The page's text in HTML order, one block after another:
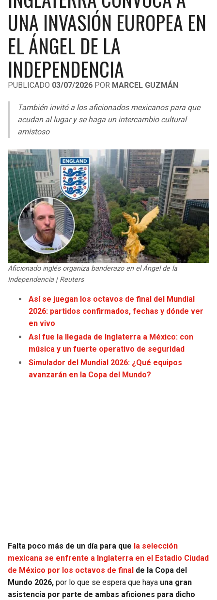
LIGA DE EXPANSIÓN MX
LEAGUES CUP
UEFA EUROPA LEAGUE
UEFA CONFERENCE LEAGUE
MLS
COPA LIBERTADORES
LIGA BETPLAY
OTRAS LIGAS
RAIDERS
CHARGERS
RAVENS
STEELERS
TEXANS
COLTS
JAGUARS
TITANS
COWBOYS
GIANTS
EAGLES
COMMANDERS
CARDINALS
VIKINGS
FALCONS
CAVALIERS
PISTONS
PACERS
HORNETS
HEAT
MAGIC
WIZARDS
WARRIORS
CLIPPERS
LAKERS
SUNS
KINGS
MAVERICKS
THUNDER
TRAIL BLAZERS
UNA INVASIÓN EUROPEA EN
EL ÁNGEL DE LA
INDEPENDENCIA
PUBLICADO 03/07/2026 POR MARCEL GUZMÁN
También invitó a los aficionados mexicanos para que
acudan al lugar y se haga un intercambio cultural
amistoso
Aficionado inglés organiza banderazo en el Ángel de la
Independencia | Reuters
Así se juegan los octavos de final del Mundial
2026: partidos confirmados, fechas y dónde ver
en vivo
Así fue la llegada de Inglaterra a México: con
música y un fuerte operativo de seguridad
Simulador del Mundial 2026: ¿Qué equipos
avanzarán en la Copa del Mundo?
Falta poco más de un día para que la selección
mexicana se enfrente a Inglaterra en el Estadio Ciudad
de México por los octavos de final de la Copa del
Mundo 2026, por lo que se espera que haya una gran
asistencia por parte de ambas aficiones para dicho